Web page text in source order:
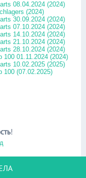
08.04.2024 (2024)
(2024)
30.09.2024 (2024)
07.10.2024 (2024)
14.10.2024 (2024)
21.10.2024 (2024)
28.10.2024 (2024)
100 01.11.2024 (2024)
10.02.2025 (2025)
100 (07.02.2025)
!